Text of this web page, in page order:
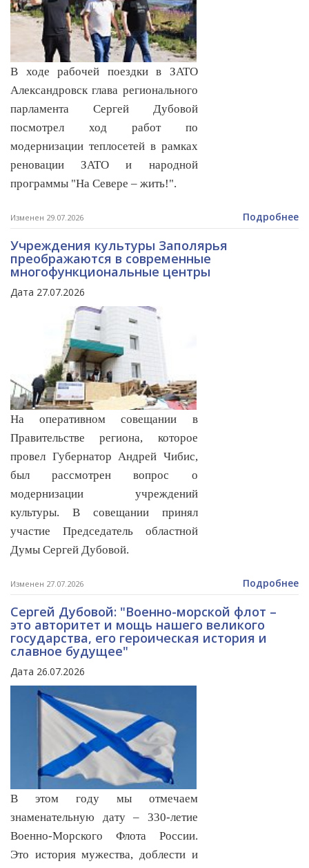
В ходе рабочей поездки в ЗАТО
Александровск глава регионального
парламента Сергей Дубовой
посмотрел ход работ по
модернизации теплосетей в рамках
реновации ЗАТО и народной
программы "На Севере – жить!".
Изменен 29.07.2026 Подробнее
Учреждения культуры Заполярья
преображаются в современные
многофункциональные центры
Дата 27.07.2026
На оперативном совещании в
Правительстве региона, которое
провел Губернатор Андрей Чибис,
был рассмотрен вопрос о
модернизации учреждений
культуры. В совещании принял
участие Председатель областной
Думы Сергей Дубовой.
Изменен 27.07.2026 Подробнее
Сергей Дубовой: "Военно-морской флот –
это авторитет и мощь нашего великого
государства, его героическая история и
славное будущее"
Дата 26.07.2026
В этом году мы отмечаем
знаменательную дату – 330‑летие
Военно‑Морского Флота России.
Это история мужества, доблести и